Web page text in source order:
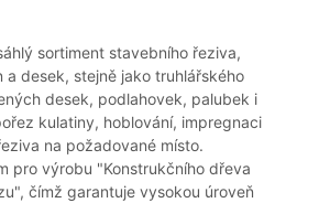
sortiment stavebního řeziva,
a desek, stejně jako truhlářského
desek, podlahovek, palubek i
kulatiny, hoblování, impregnaci
na požadované místo.
pro výrobu "Konstrukčního dřeva
čímž garantuje vysokou úroveň